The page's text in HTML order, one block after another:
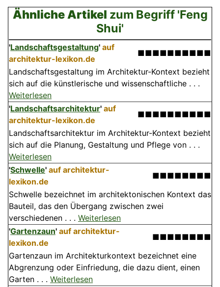
Ähnliche Artikel zum Begriff 'Feng
Shui'
'Landschaftsgestaltung' auf
architektur-lexikon.de
■■■■■■■■■■
Landschaftsgestaltung im Architektur-Kontext bezieht
sich auf die künstlerische und wissenschaftliche . . .
Weiterlesen
'Landschaftsarchitektur' auf
architektur-lexikon.de
■■■■■■■■■■
Landschaftsarchitektur im Architektur-Kontext bezieht
sich auf die Planung, Gestaltung und Pflege von . . .
Weiterlesen
'Schwelle' auf architektur-
lexikon.de
■■■■■■■■
Schwelle bezeichnet im architektonischen Kontext das
Bauteil, das den Übergang zwischen zwei
verschiedenen . . . Weiterlesen
'Gartenzaun' auf architektur-
lexikon.de
■■■■■■■■
Gartenzaun im Architekturkontext bezeichnet eine
Abgrenzung oder Einfriedung, die dazu dient, einen
Garten . . . Weiterlesen